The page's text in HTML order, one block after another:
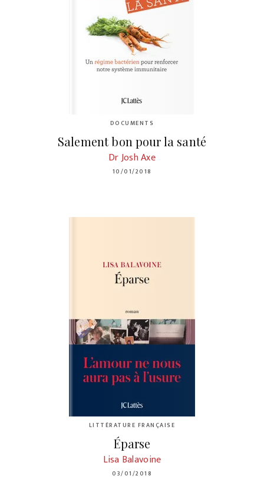
DOCUMENTS
Salement bon pour la santé
Dr Josh Axe
10/01/2018
LITTÉRATURE FRANÇAISE
Éparse
Lisa Balavoine
03/01/2018